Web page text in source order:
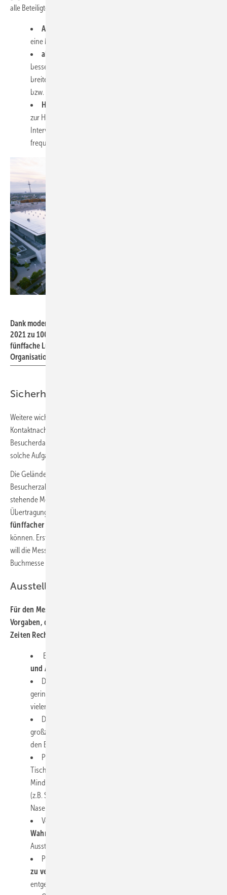
alle Beteiligten gelten, Aussteller wie Besucher:
Abstandswahrung von 1,5 m
eine Masken-Tragepflicht vermieden werden kann.
aktives Besuchermanagement
besser leiten zu können. Beispielsweise durch mindestens 5 m
breite Hallengänge für einen gegenläufigen Besucherverkehr
bzw. mit 3 m breiten Hallengängen im Einbahnstraßen-Prinzip.
Hygienemaßnahmen
zur Handdesinfektion und mit der Anpassung von Reinigungs-
Intervallen und der Intensivierung der Reinigung von höher
frequentierten Bereichen und Flächen.
Dank moderner Lüftungstechnik werden die Messehallen zur ISH
2021 zu 100 % mit Frischluft versorgt. Dadurch ist eine bis zu
fünffache Luftaustauschrate pro Stunde möglich. Das
Organisationskonzept ist durch die Behörden bereits genehmigt.
Sicherheitskonzept der ISH 2021 steht
Weitere wichtige Punkte sind bereits festgelegt: Für den Fall einer
Kontaktnachverfolgung
Besucherdaten gegenüber den Behörden bereitstellen, sodass eine
solche Aufgabe nicht auf Aussteller zukommt.
Die Geländegröße lässt es zu, dass keine Limitierung für die
Besucherzahlen vorgenommen werden muss. Jede zur Verfügung
stehende Messehalle wird zu
Übertragung durch Aerosole bestmöglich zu reduzieren. Ein bis zu
fünffacher Luftaustausch pro Stunde
können. Erste Erfahrungen mit der Durchführung in Corona-Zeiten
will die Messegesellschaft bereits Mitte Oktober durch die Frankfurter
Buchmesse sammeln.
Aussteller müssen anders planen
Für den Messestand bekommen die Aussteller geänderte
Vorgaben, die dem Sicherheits- und Hygienekonzept in Corona-
Zeiten Rechnung tragen. Dazu gehören unter anderem:
Es muss klar gekennzeichnete und kontrollierbare
und Ausgänge zum Ausstellungsstand
Die Standplanung muss großzügiger ausfallen und einen
geringeren Bebauungsgrad aufweisen, um weiterhin möglichst
vielen Personen gleichzeitig den Standbesuch zu ermöglichen.
Die Umgebung von frei stehenden Exponaten sind
großzügig mit
den Besuchern eine Orientierung zu bieten.
Persönliche Kontakte sowie Besprechungsbereiche mit
Tischen und Stühlen sind bei Unterschreitung des
Mindestabstandes durch
(z.B. Scheiben) oder persönliche Schutzausrüstung (Mund-
Nase-Bedeckung) zu begleiten.
Vorträge und Präsentationen am Stand können
Wahrung aktueller Hygieneregeln
Ausstellungsstand durchgeführt werden.
Produktpräsentationen
zu vermeiden
entgegenzuwirken.